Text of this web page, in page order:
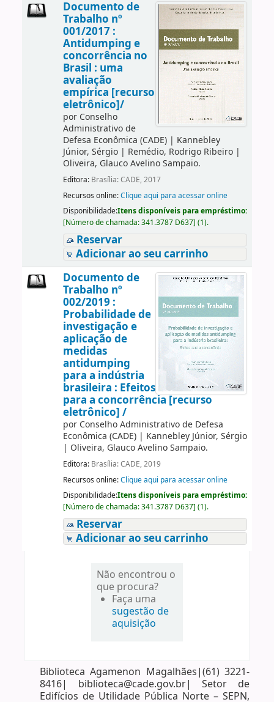
Documento de
Trabalho nº
001/2017 :
Antidumping e
concorrência no
Brasil : uma
avaliação
empírica [recurso
eletrônico]/
por Conselho
Administrativo de
Defesa Econômica (CADE)| Kannebley
Júnior, Sérgio| Remédio, Rodrigo Ribeiro|
Oliveira, Glauco Avelino Sampaio.
Editora: Brasília: CADE, 2017
Recursos online:Clique aqui para acessar online
Disponibilidade:Itens disponíveis para empréstimo:
[Número de chamada:341.3787 D637] (1).
Reservar
Adicionar ao seu carrinho
Documento de
Trabalho nº
002/2019 :
Probabilidade de
investigação e
aplicação de
medidas
antidumping
para a indústria
brasileira : Efeitos
para a concorrência [recurso
eletrônico] /
por Conselho Administrativo de Defesa
Econômica (CADE)| Kannebley Júnior, Sérgio
| Oliveira, Glauco Avelino Sampaio.
Editora: Brasília: CADE, 2019
Recursos online:Clique aqui para acessar online
Disponibilidade:Itens disponíveis para empréstimo:
[Número de chamada:341.3787 D637] (1).
Reservar
Adicionar ao seu carrinho
Não encontrou o
que procura?
Faça uma
sugestão de
aquisição
Biblioteca Agamenon Magalhães|(61) 3221-
8416| biblioteca@cade.gov.br| Setor de
Edifícios de Utilidade Pública Norte – SEPN,